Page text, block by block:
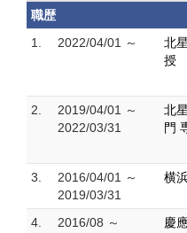
職歴
1.
2022/04/01 ～
北
授
2.
2019/04/01 ～
2022/03/31
北
門
3.
2016/04/01 ～
2019/03/31
横
4. 2016/08 ～ 慶